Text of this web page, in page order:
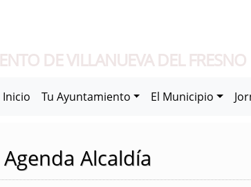
DE VILLANUEVA DEL FRESNO
Inicio Tu Ayuntamiento El Municipio
Agenda Alcaldía